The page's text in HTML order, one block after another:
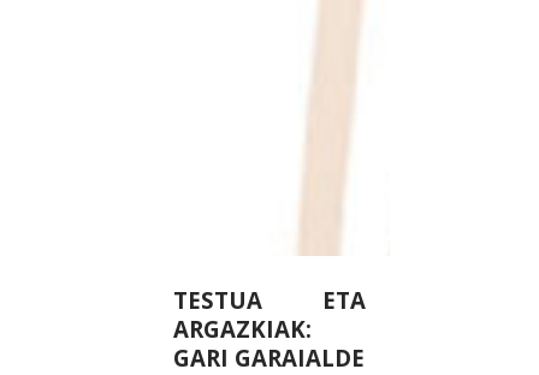
TESTUA ETA
ARGAZKIAK:
GARI GARAIALDE